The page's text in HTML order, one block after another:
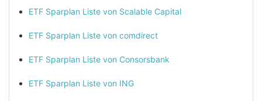
ETF Sparplan Liste von Scalable Capital
ETF Sparplan Liste von comdirect
ETF Sparplan Liste von Consorsbank
ETF Sparplan Liste von ING